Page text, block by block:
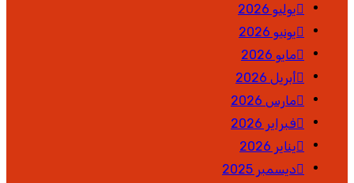
يوليو 2026
يونيو 2026
مايو 2026
أبريل 2026
مارس 2026
فبراير 2026
يناير 2026
ديسمبر 2025